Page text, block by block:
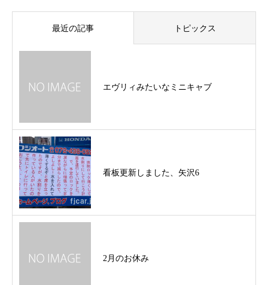
最近の記事 トピックス
エヴリィみたいなミニキャブ
看板更新しました、矢沢6
2月のお休み